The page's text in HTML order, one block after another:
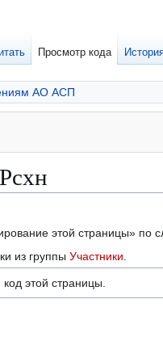
АО АСП
этой страницы» по
из группы Участники
этой страницы.
Просмотр кода